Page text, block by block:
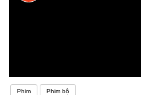
Phim Phim bộ